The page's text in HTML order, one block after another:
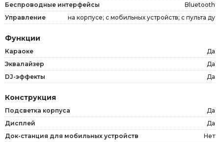
Беспроводные интерфейсы
Bluetooth
Управление
на корпусе; с мобильных устройств; с пульта ду
Функции
Караоке
Да
Эквалайзер
Да
DJ-эффекты
Да
Конструкция
Подсветка корпуса
Да
Дисплей
Да
Док-станция для мобильных устройств
Нет